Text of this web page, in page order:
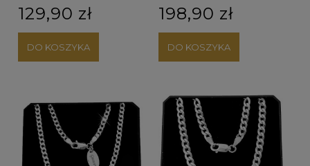
129,90 zł
DO KOSZYKA
198,90 zł
DO KOSZYKA